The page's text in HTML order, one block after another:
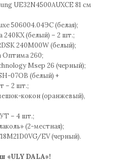
UE32N4500AUXCE 81 см
506004.04ЭС (белая);
(белый) – 2 шт.;
240M00W (белый);
Оптима 260;
Msep 26 (черный);
07OB (белый) +
– 2 шт.;
кокон (оранжевый),
– 4 шт.;
(2-местная);
EV (черный).
«ULY DALA»!